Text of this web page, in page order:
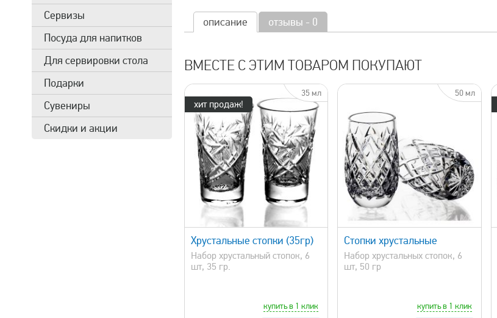
Сервизы
Посуда для напитков
Для сервировки стола
Подарки
Сувениры
Скидки и акции
описание отзывы - 0
ВМЕСТЕ С ЭТИМ ТОВАРОМ ПОКУПАЮТ
хит продаж!
35 мл
Хрустальные стопки (35гр)
Набор хрустальный стопок, 6
шт, 35 гр.
купить в 1 клик
50 мл
быстрый просмотр
Стопки хрустальные
Набор хрустальных стопок, 6
шт, 50 гр
купить в 1 клик
быстрый просмотр